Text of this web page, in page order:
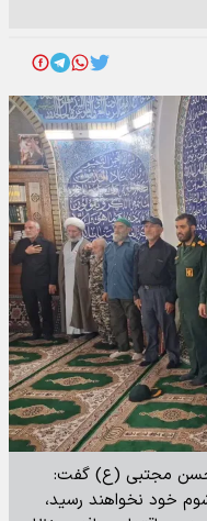
حسن مجتبی (ع) گفت:
خود نخواهند رسید،